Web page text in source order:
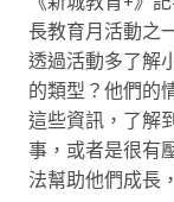
長教育月活動之
透過活動多了解
的類型？他們的
這些資訊，了解
事，或者是很有
法幫助他們成長